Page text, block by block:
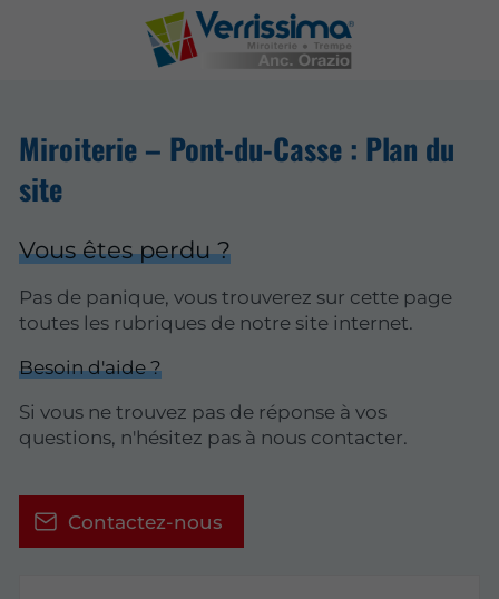
Miroiterie – Pont-du-Casse : Plan du
site
Vous êtes perdu ?
Pas de panique, vous trouverez sur cette page
toutes les rubriques de notre site internet.​​
Besoin d'aide ?
Si vous ne trouvez pas de réponse à vos
questions, n'hésitez pas à nous contacter.
Contactez-nous